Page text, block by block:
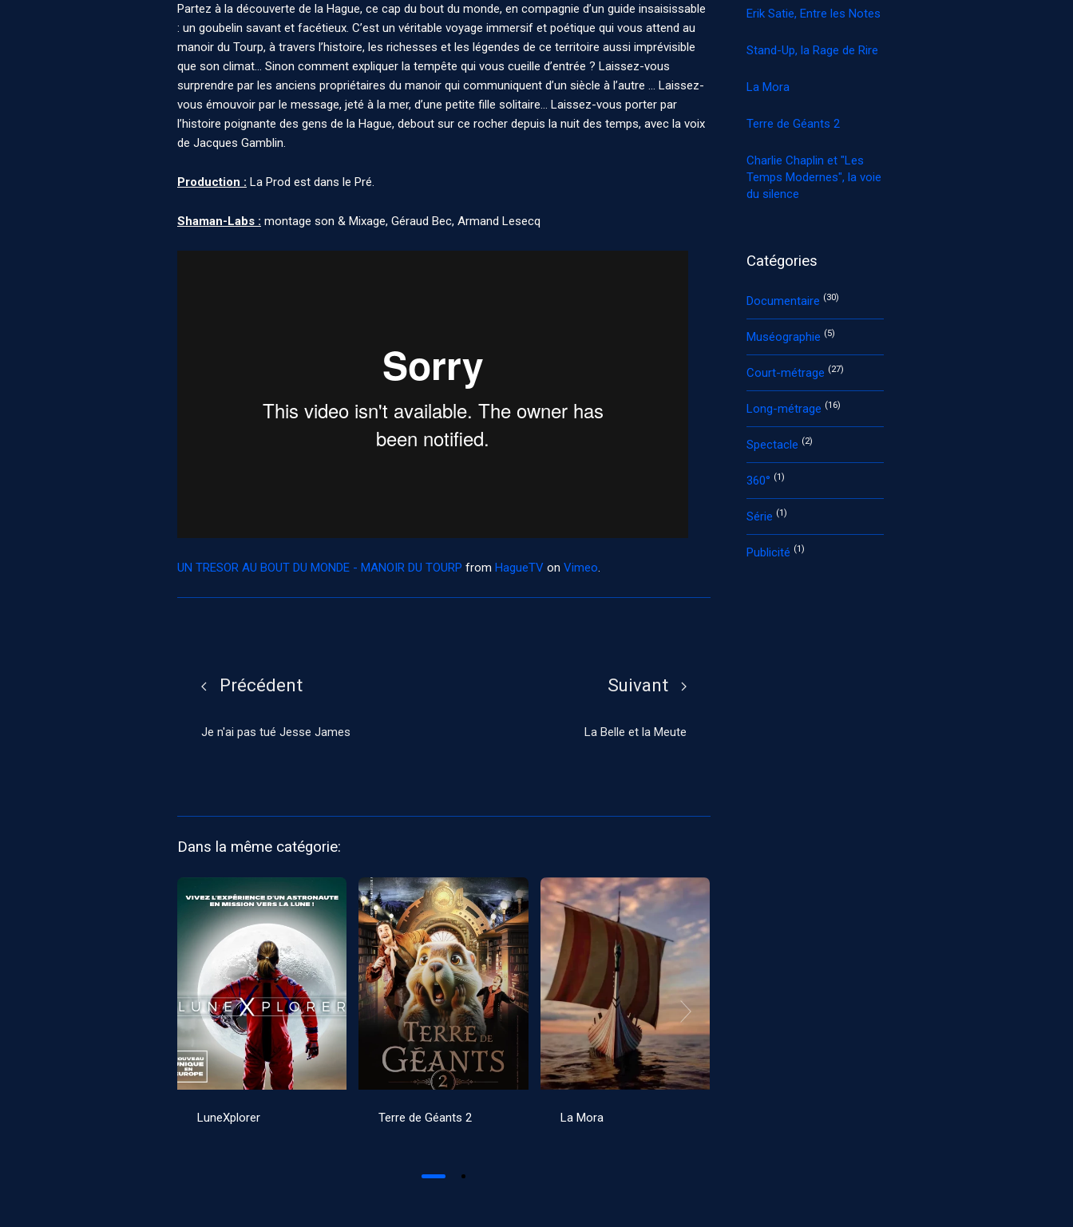
Partez à la découverte de la Hague, ce cap du bout du monde, en compagnie d’un guide insaisissable
: un goubelin savant et facétieux. C’est un véritable voyage immersif et poétique qui vous attend au
manoir du Tourp, à travers l’histoire, les richesses et les légendes de ce territoire aussi imprévisible
que son climat… Sinon comment expliquer la tempête qui vous cueille d’entrée ? Laissez-vous
surprendre par les anciens propriétaires du manoir qui communiquent d’un siècle à l’autre … Laissez-
vous émouvoir par le message, jeté à la mer, d’une petite fille solitaire… Laissez-vous porter par
l’histoire poignante des gens de la Hague, debout sur ce rocher depuis la nuit des temps, avec la voix
de Jacques Gamblin.
Production : La Prod est dans le Pré.
Shaman-Labs : montage son & Mixage, Géraud Bec, Armand Lesecq
UN TRESOR AU BOUT DU MONDE - MANOIR DU TOURP from HagueTV on Vimeo.
Précédent
Je n'ai pas tué Jesse James
Suivant
La Belle et la Meute
Dans la même catégorie:
LuneXplorer Terre de Géants 2 La Mora
Erik Satie, Entre les Notes
Stand-Up, la Rage de Rire
La Mora
Terre de Géants 2
Charlie Chaplin et "Les
Temps Modernes", la voie
du silence
Catégories
Documentaire (30)
Muséographie (5)
Court-métrage (27)
Long-métrage (16)
Spectacle (2)
360° (1)
Série (1)
Publicité (1)